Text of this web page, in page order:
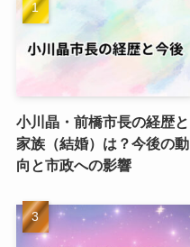
小川晶・前橋市長の経歴と
家族（結婚）は？今後の動
向と市政への影響